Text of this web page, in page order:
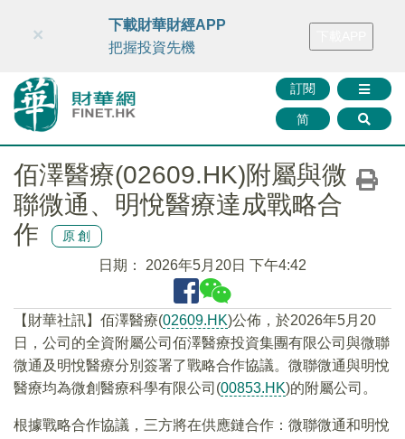
財華智庫網 FINTV FINMETA 財華證券 媒體矩陣
訂閱
简
×
下載財華財經APP
把握投資先機
佰澤醫療(02609.HK)附屬與微
聯微通、明悅醫療達成戰略合
作
原創
日期： 2026年5月20日 下午4:42
​【財華社訊】佰澤醫療(02609.HK)公佈，於2026年5月20
日，公司的全資附屬公司佰澤醫療投資集團有限公司與微聯
微通及明悅醫療分別簽署了戰略合作協議。微聯微通與明悅
醫療均為微創醫療科學有限公司(00853.HK)的附屬公司。
根據戰略合作協議，三方將在供應鏈合作：微聯微通和明悅